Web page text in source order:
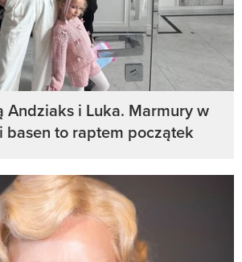
Andziaks i Luka. Marmury w
to raptem początek